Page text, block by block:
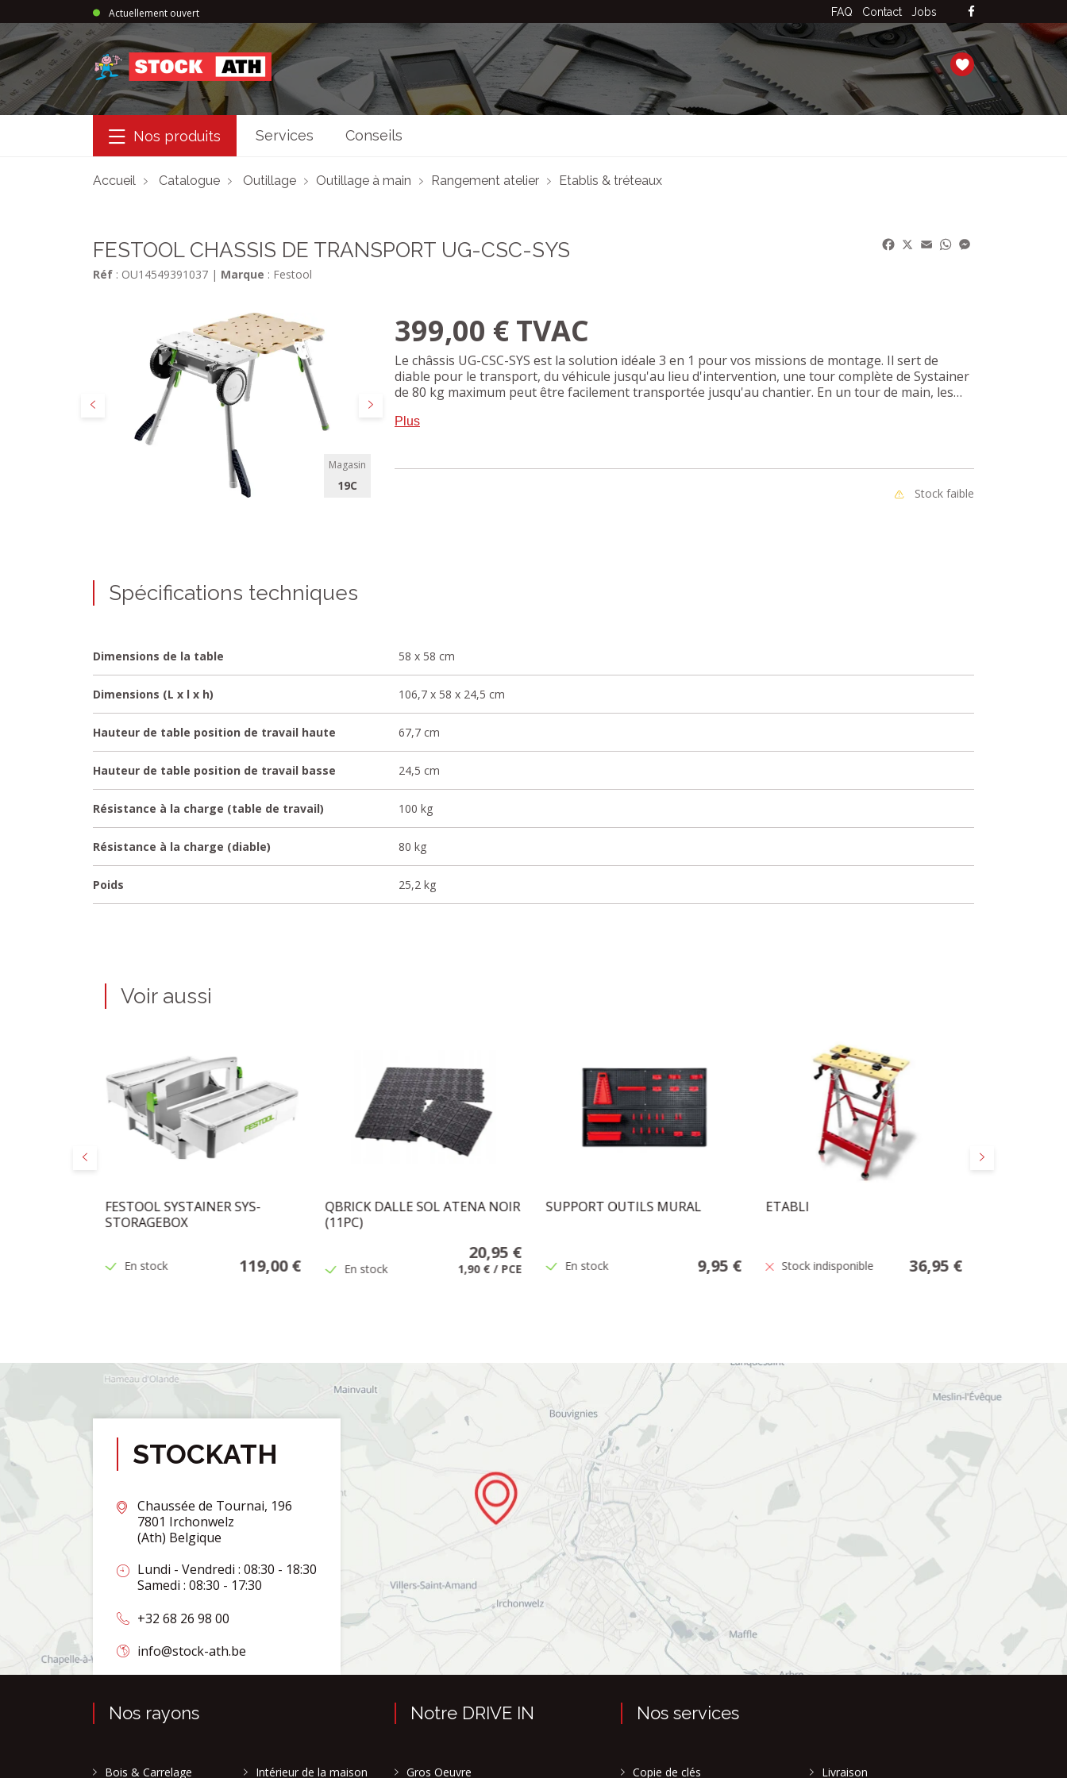
Actuellement ouvert FAQ Contact Jobs
StockAth
Nos produits Services Conseils
Accueil Catalogue Outillage Outillage à main Rangement atelier Etablis & tréteaux
FESTOOL CHASSIS DE TRANSPORT UG-CSC-SYS
Réf : OU14549391037 | Marque : Festool
Facebook
X EmailWhatsApp
Précédent Suivant
Magasin
19C
399,00 € TVAC
Le châssis UG-CSC-SYS est la solution idéale 3 en 1 pour vos missions de montage. Il sert de
diable pour le transport, du véhicule jusqu'au lieu d'intervention, une tour complète de Systainer
de 80 kg maximum peut être facilement transportée jusqu'au chantier. En un tour de main, les
alternative pratique aux tréteaux. La plaque perforée permet de serrer les pièces en toute
Plus
Stock faible
Spécifications techniques
Dimensions de la table 58 x 58 cm
Dimensions (L x l x h) 106,7 x 58 x 24,5 cm
Hauteur de table position de travail haute 67,7 cm
Hauteur de table position de travail basse 24,5 cm
Résistance à la charge (table de travail) 100 kg
Résistance à la charge (diable) 80 kg
Poids 25,2 kg
Voir aussi
Suivant
FESTOOL SYSTAINER SYS-
STORAGEBOX
En stock 119,00 €
QBRICK DALLE SOL ATENA NOIR
(11PC)
20,95 €
En stock 1,90 € / PCE
SUPPORT OUTILS MURAL
En stock 9,95 €
ETABLI
Stock indisponible 36,95 €
STOCKATH
Chaussée de Tournai, 196
7801 Irchonwelz
(Ath) Belgique
Lundi - Vendredi : 08:30 - 18:30
Samedi : 08:30 - 17:30
+32 68 26 98 00
info@stock-ath.be
Nos rayons
Bois & Carrelage Intérieur de la maison
Notre DRIVE IN
Gros Oeuvre
Nos services
Copie de clés Livraison